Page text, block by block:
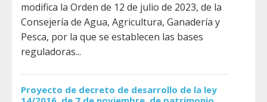
modifica la Orden de 12 de julio de 2023, de la
Consejería de Agua, Agricultura, Ganadería y
Pesca, por la que se establecen las bases
reguladoras...
Proyecto de decreto de desarrollo de la ley